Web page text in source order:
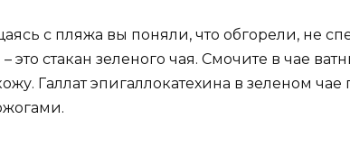
с пляжа вы поняли, что обгорели, не
это стакан зеленого чая. Смочите в чае
Галлат эпигаллокатехина в зеленом чае